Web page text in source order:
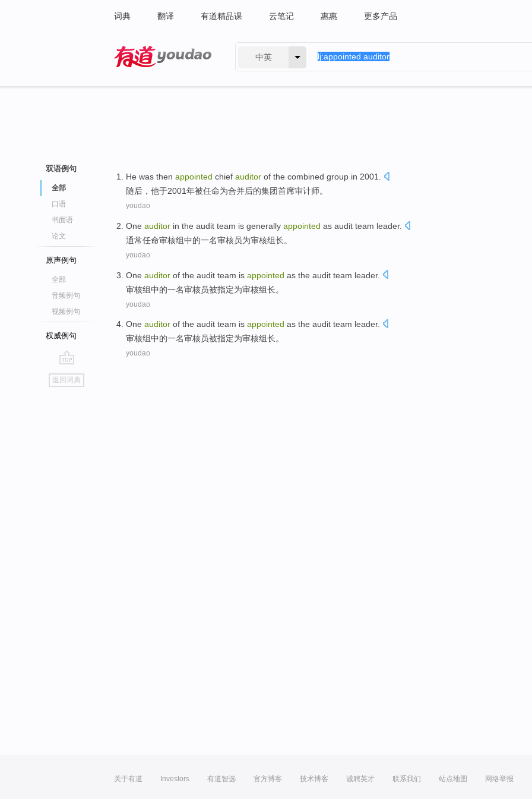
词典 翻译 有道精品课 云笔记 惠惠 更多产品
中英
双语例句
全部
口语
书面语
论文
原声例句
全部
音频例句
视频例句
权威例句
go
top
返回词典
He was then appointed chief auditor of the combined group in 2001.
随后 ， 他于2001年被任命为合并后的集团首席审计师。
youdao
One auditor in the audit team is generally appointed as audit team leader.
通常任命审核组中的一名审核员为审核组长。
youdao
One auditor of the audit team is appointed as the audit team leader.
审核组中的一名审核员被指定为审核组长。
youdao
One auditor of the audit team is appointed as the audit team leader.
审核组中的一名审核员被指定为审核组长。
youdao
关于有道 Investors 有道智选 官方博客 技术博客 诚聘英才 联系我们 站点地图 网络举报